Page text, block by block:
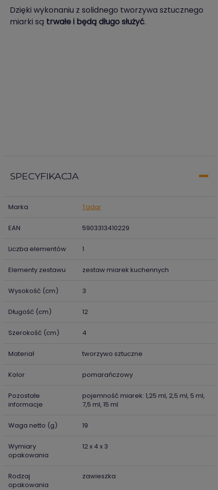
Dzięki wykonaniu z solidnego tworzywa sztucznego
miarki są trwałe i będą długo służyć.
SPECYFIKACJA
Marka Tadar
EAN 5903313410229
Liczba elementów 1
Elementy zestawu zestaw miarek kuchennych
Wysokość (cm) 3
Długość (cm) 12
Szerokość (cm) 4
Materiał tworzywo sztuczne
Kolor pomarańczowy
Pozostałe
informacje
pojemność miarek: 1,25 ml, 2,5 ml, 5 ml,
7,5 ml, 15 ml
Waga netto (g) 19
Wymiary
opakowania
12 x 4 x 3
Rodzaj
opakowania
zawieszka